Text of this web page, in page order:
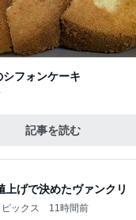
小学生
記事を読む
娘の希望は現金か高額玩具
ックス 1日前